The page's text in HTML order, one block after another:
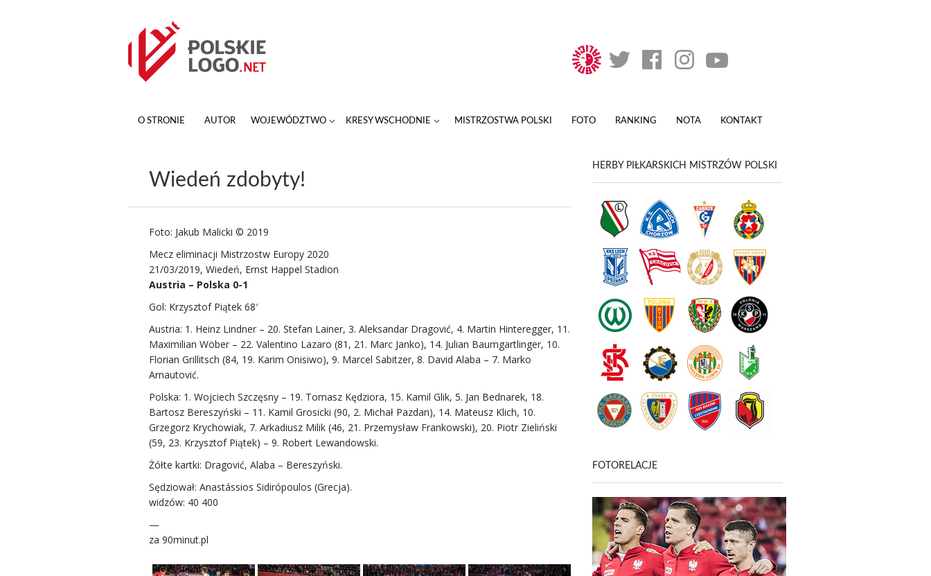
O STRONIE AUTOR WOJEWÓDZTWO KRESY WSCHODNIE MISTRZOSTWA POLSKI FOTO RANKING NOTA KONTAKT
Wiedeń zdobyty!
Foto: Jakub Malicki © 2019
Mecz eliminacji Mistrzostw Europy 2020
21/03/2019, Wiedeń, Ernst Happel Stadion
Austria – Polska 0-1
Gol: Krzysztof Piątek 68′
Austria: 1. Heinz Lindner – 20. Stefan Lainer, 3. Aleksandar Dragović, 4. Martin Hinteregger, 11.
Maximilian Wöber – 22. Valentino Lazaro (81, 21. Marc Janko), 14. Julian Baumgartlinger, 10.
Florian Grillitsch (84, 19. Karim Onisiwo), 9. Marcel Sabitzer, 8. David Alaba – 7. Marko
Arnautović.
Polska: 1. Wojciech Szczęsny – 19. Tomasz Kędziora, 15. Kamil Glik, 5. Jan Bednarek, 18.
Bartosz Bereszyński – 11. Kamil Grosicki (90, 2. Michał Pazdan), 14. Mateusz Klich, 10.
Grzegorz Krychowiak, 7. Arkadiusz Milik (46, 21. Przemysław Frankowski), 20. Piotr Zieliński
(59, 23. Krzysztof Piątek) – 9. Robert Lewandowski.
Żółte kartki: Dragović, Alaba – Bereszyński.
Sędziował: Anastássios Sidirópoulos (Grecja).
widzów: 40 400
—
za 90minut.pl
HERBY PIŁKARSKICH MISTRZÓW POLSKI
FOTORELACJE